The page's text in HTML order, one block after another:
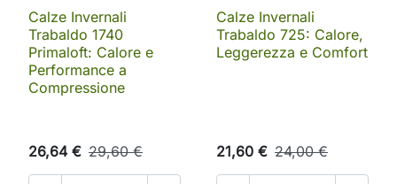
Calze Invernali
Trabaldo 1740
Primaloft: Calore e
Performance a
Compressione
26,64 € 29,60 €
Calze Invernali
Trabaldo 725: Calore,
Leggerezza e Comfort
21,60 € 24,00 €